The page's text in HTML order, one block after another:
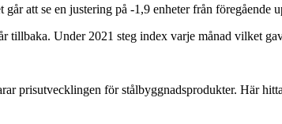
att se en justering på -1,9 enheter från föregående
tillbaka. Under 2021 steg index varje månad vilket
prisutvecklingen för stålbyggnadsprodukter. Här